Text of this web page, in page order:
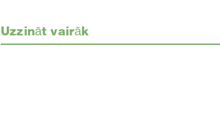
Uzzināt vairāk